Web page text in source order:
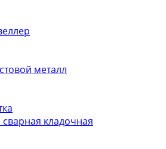
металл
сварная кладочная